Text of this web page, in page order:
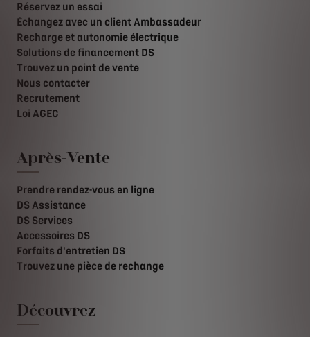
Réservez un essai
Échangez avec un client Ambassadeur
Recharge et autonomie électrique
Solutions de financement DS
Trouvez un point de vente
Nous contacter
Recrutement
Loi AGEC
Après-Vente
Prendre rendez-vous en ligne
DS Assistance
DS Services
Accessoires DS
Forfaits d'entretien DS
Trouvez une pièce de rechange
Découvrez